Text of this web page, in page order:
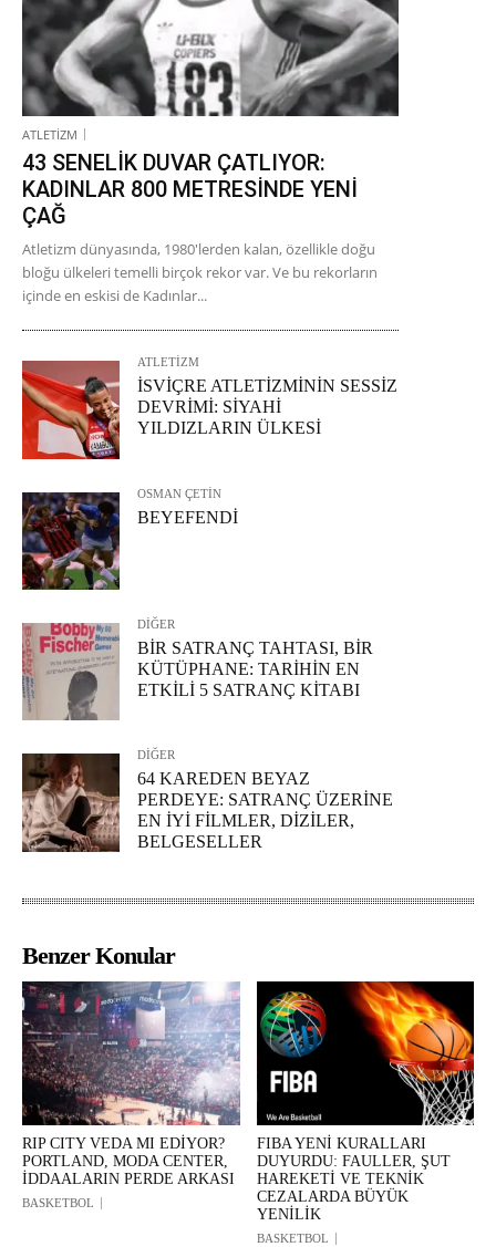
ATLETİZM
43 SENELİK DUVAR ÇATLIYOR:
KADINLAR 800 METRESİNDE YENİ
ÇAĞ
Atletizm dünyasında, 1980'lerden kalan, özellikle doğu
bloğu ülkeleri temelli birçok rekor var. Ve bu rekorların
içinde en eskisi de Kadınlar...
ATLETİZM
İSVİÇRE ATLETİZMİNİN SESSİZ
DEVRİMİ: SİYAHİ
YILDIZLARIN ÜLKESİ
OSMAN ÇETİN
BEYEFENDİ
DİĞER
BİR SATRANÇ TAHTASI, BİR
KÜTÜPHANE: TARİHİN EN
ETKİLİ 5 SATRANÇ KİTABI
DİĞER
64 KAREDEN BEYAZ
PERDEYE: SATRANÇ ÜZERİNE
EN İYİ FİLMLER, DİZİLER,
BELGESELLER
Benzer Konular
RIP CITY VEDA MI EDİYOR?
PORTLAND, MODA CENTER,
İDDAALARIN PERDE ARKASI
BASKETBOL
FIBA YENİ KURALLARI
DUYURDU: FAULLER, ŞUT
HAREKETİ VE TEKNİK
CEZALARDA BÜYÜK
YENİLİK
BASKETBOL